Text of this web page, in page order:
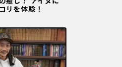
リを体験！